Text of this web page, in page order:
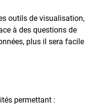
outils de visualisation,
à des questions de
plus il sera facile
permettant :